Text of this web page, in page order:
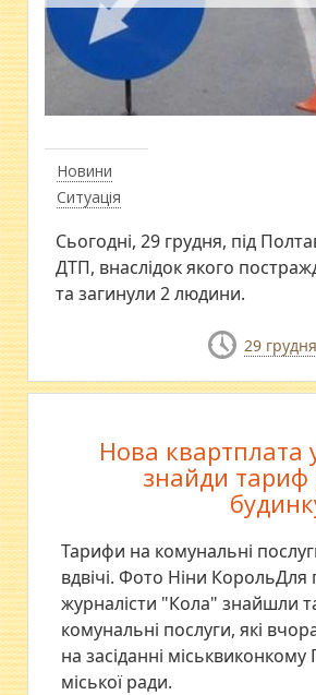
Новини
Ситуація
Сьогодні, 29 грудня, під
ДТП, внаслідок якого
та загинули 2 людини.
29
Нова квартплата
знайди тариф
Тарифи на комунальні
вдвічі. Фото Ніни КорольДля
журналісти "Кола" знайшли
комунальні послуги, які
на засіданні міськвиконкому
міської ради.